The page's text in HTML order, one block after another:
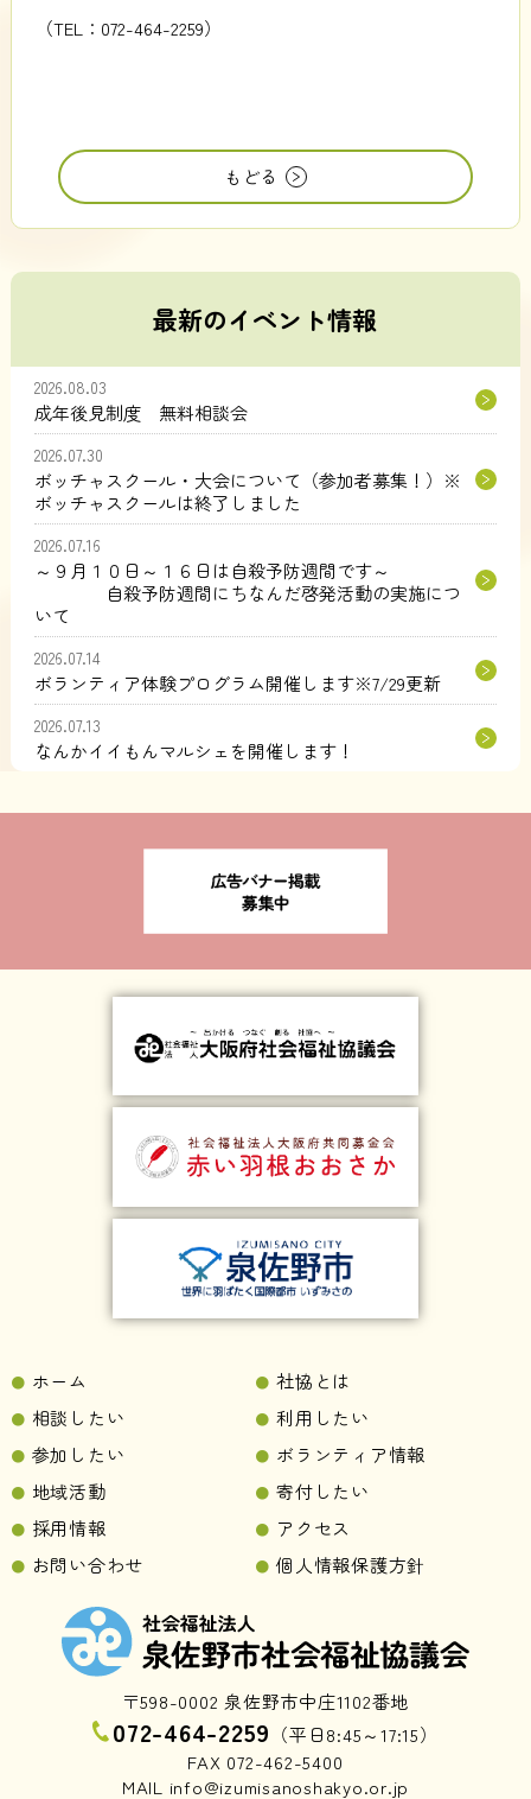
（TEL：072-464-2259）
もどる
最新のイベント情報
2026.08.03
成年後見制度 無料相談会
2026.07.30
ボッチャスクール・大会について（参加者募集！）※
ボッチャスクールは終了しました
2026.07.16
～９月１０日～１６日は自殺予防週間です～
自殺予防週間にちなんだ啓発活動の実施につ
いて
2026.07.14
ボランティア体験プログラム開催します※7/29更新
2026.07.13
なんかイイもんマルシェを開催します！
〒598-0002 泉佐野市中庄1102番地
072-464-2259 （平日8:45～17:15）
FAX 072-462-5400
MAIL info@izumisanoshakyo.or.jp
ホーム
社協とは
相談したい
利用したい
参加したい
ボランティア情報
地域活動
寄付したい
採用情報
アクセス
お問い合わせ
個人情報保護方針